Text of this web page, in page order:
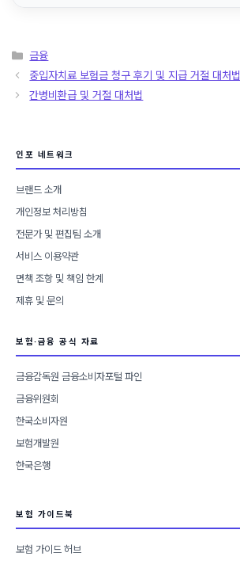
카
테
리
금융
중입자치료 보험금 청구 후기 및 지급 거절 대처법
간병비환급 및 거절 대처법
인포 네트워크
브랜드 소개
개인정보 처리방침
전문가 및 편집팀 소개
서비스 이용약관
면책 조항 및 책임 한계
제휴 및 문의
보험·금융 공식 자료
금융감독원 금융소비자포털 파인
금융위원회
한국소비자원
보험개발원
한국은행
보험 가이드북
보험 가이드 허브